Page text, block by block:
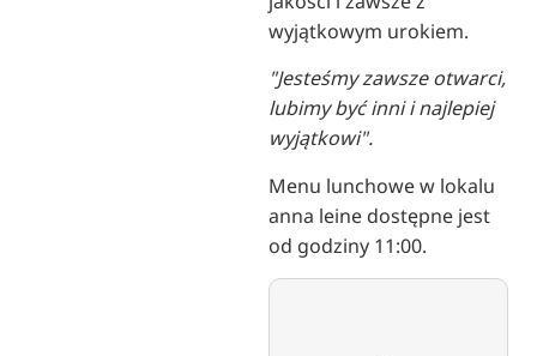
wyjątkowym urokiem.
"Jesteśmy zawsze otwarci,
lubimy być inni i najlepiej
wyjątkowi".
Menu lunchowe w lokalu
anna leine dostępne jest
od godziny 11:00.